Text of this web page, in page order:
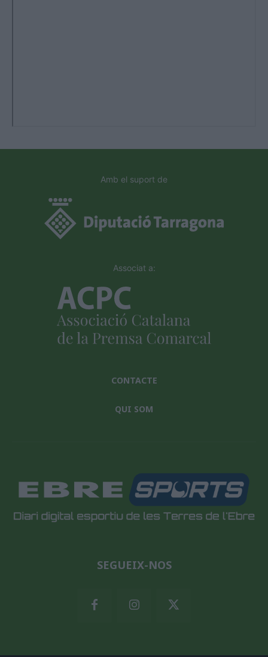
Amb el suport de
Associat a:
CONTACTE
QUI SOM
SEGUEIX-NOS